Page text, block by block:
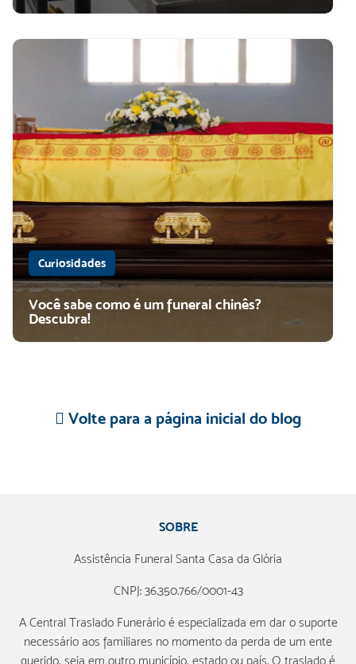
Curiosidades
Você sabe como é um funeral chinês?
Descubra!
Volte para a página inicial do blog
SOBRE
Assistência Funeral Santa Casa da Glória
CNPJ: 36.350.766/0001-43
A Central Traslado Funerário é especializada em dar o suporte
necessário aos familiares no momento da perda de um ente
querido, seja em outro município, estado ou país. O traslado é